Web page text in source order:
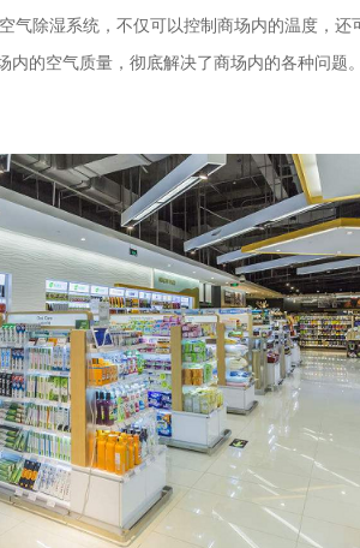
气除湿系统，不仅可以控制商场内的温度，
的空气质量，彻底解决了商场内的各种问题。